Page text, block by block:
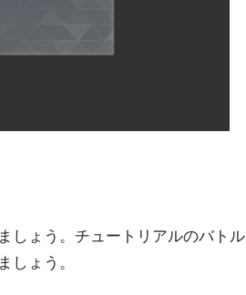
しょう。チュートリアルのバトル
しょう。